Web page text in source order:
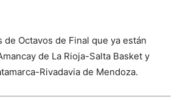
de Octavos de Final que ya están
de La Rioja-Salta Basket y
Rivadavia de Mendoza.